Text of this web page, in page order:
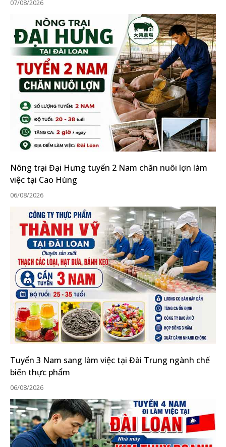
07/08/2026
Nông trại Đại Hưng tuyển 2 Nam chăn nuôi lợn làm
việc tại Cao Hùng
06/08/2026
Tuyển 3 Nam sang làm việc tại Đài Trung ngành chế
biến thực phẩm
06/08/2026